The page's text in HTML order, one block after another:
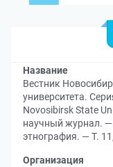
Название
Вестник
университета.
Novosibirsk State
научный журнал. —
этнография. — Т.
Организация